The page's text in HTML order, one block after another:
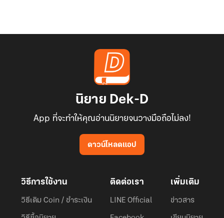
นิยาย Dek-D
App ที่จะทำให้คุณอ่านนิยายจนวางมือถือไม่ลง!
ดาวน์โหลดแอป
วิธีการใช้งาน
วิธีเติม Coin / ชำระเงิน
ติดต่อเรา
LINE Official
เพิ่มเติม
ข่าวสาร